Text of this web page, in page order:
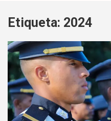
Etiqueta: 2024